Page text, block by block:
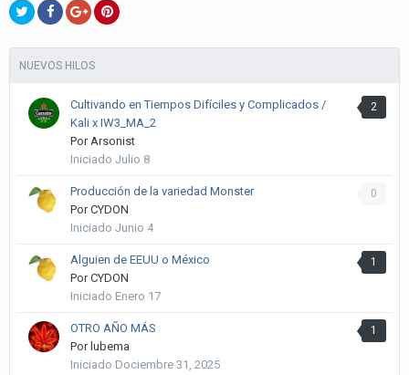
NUEVOS HILOS
2
Cultivando en Tiempos Difíciles y Complicados /
Kali x IW3_MA_2
PorArsonist
Iniciado Julio 8
0
Producción de la variedad Monster
PorCYDON
Iniciado Junio 4
1
Alguien de EEUU o México
PorCYDON
Iniciado Enero 17
1
OTRO AÑO MÁS
Por lubema
Iniciado Dociembre 31, 2025